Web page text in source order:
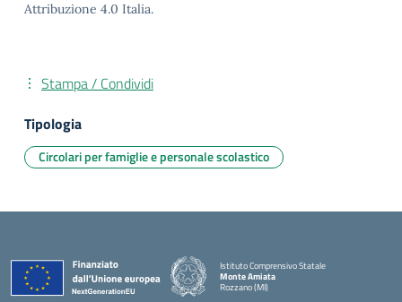
Attribuzione 4.0 Italia.
Stampa / Condividi
Tipologia
Circolari per famiglie e personale scolastico
Istituto Comprensivo Statale
Monte Amiata
Rozzano (MI)